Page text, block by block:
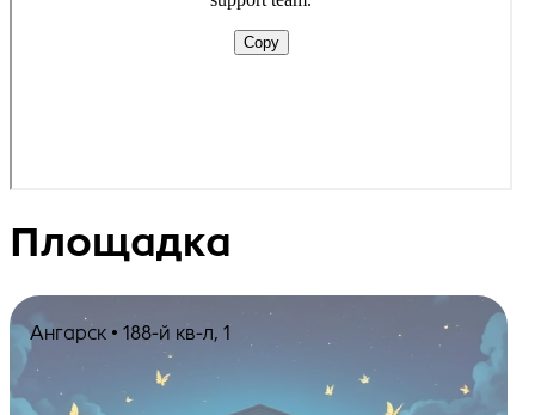
Площадка
Ангарск • 188-й кв-л, 1